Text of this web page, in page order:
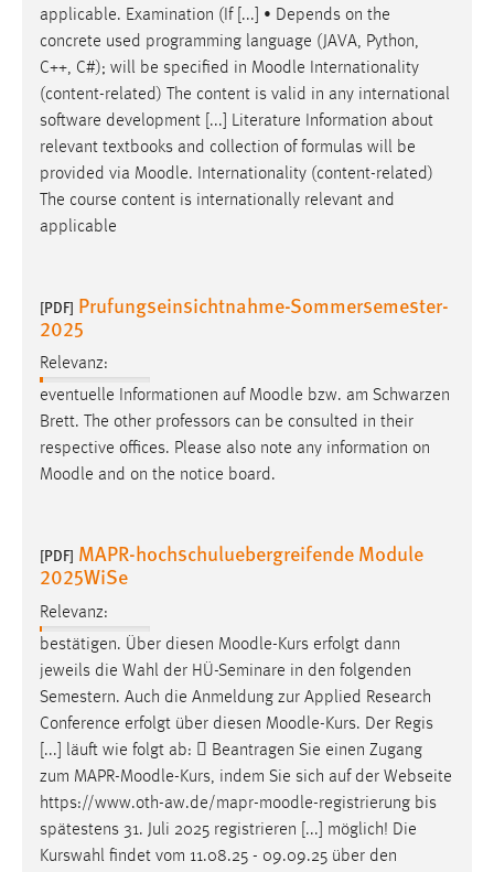
applicable. Examination (If [...] • Depends on the
concrete used programming language (JAVA, Python,
C++, C#); will be specified in Moodle Internationality
(content-related) The content is valid in any international
software development [...] Literature Information about
relevant textbooks and collection of formulas will be
provided via Moodle. Internationality (content-related)
The course content is internationally relevant and
applicable
[PDF] Prufungseinsichtnahme-Sommersemester-
2025
Relevanz:
eventuelle Informationen auf Moodle bzw. am Schwarzen
Brett. The other professors can be consulted in their
respective offices. Please also note any information on
Moodle and on the notice board.
[PDF] MAPR-hochschuluebergreifende Module
2025WiSe
Relevanz:
bestätigen. Über diesen Moodle-Kurs erfolgt dann
jeweils die Wahl der HÜ-Seminare in den folgenden
Semestern. Auch die Anmeldung zur Applied Research
Conference erfolgt über diesen Moodle-Kurs. Der Regis
[...] läuft wie folgt ab:  Beantragen Sie einen Zugang
zum MAPR-Moodle-Kurs, indem Sie sich auf der Webseite
https://www.oth-aw.de/mapr-moodle-registrierung bis
spätestens 31. Juli 2025 registrieren [...] möglich! Die
Kurswahl findet vom 11.08.25 - 09.09.25 über den
Cookie Laufzeit:
24 Stunden
STATISTIK
Statistik Cookies erfassen Informationen anonym.
Diese Informationen helfen uns zu verstehen, wie
Matomo
Name:
_pk_ref, _pk_cvar, _pk_id, _pk_ses
Zweck:
Zugriffsstatistik
Cookie Laufzeit:
MARKETING
Marketing Cookies werden von Drittanbietern
verwendet, um personalisierte Werbung anzuzeigen.
Sie tun dies, indem sie Besucher über Websites
hinweg verfolgen.
Google Ads
Name:
Anbieter: